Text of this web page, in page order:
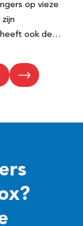
op vieze
heeft ook de…